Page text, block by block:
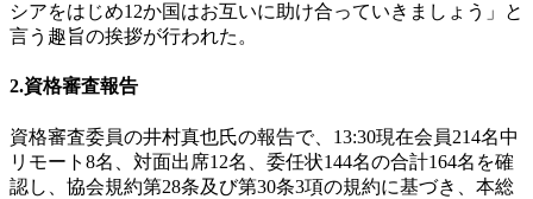
シアをはじめ12か国はお互いに助け合っていきましょう」と
言う趣旨の挨拶が行われた。
2.資格審査報告
資格審査委員の井村真也氏の報告で、13:30現在会員214名中
リモート8名、対面出席12名、委任状144名の合計164名を確
認し、協会規約第28条及び第30条3項の規約に基づき、本総